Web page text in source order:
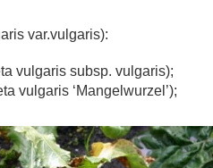
var.vulgaris):
vulgaris subsp. vulgaris);
vulgaris ‘Mangelwurzel’);